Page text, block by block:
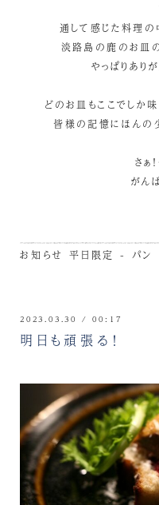
通して感じた料理
淡路島の鹿のお皿
やっぱりあり
どのお皿もここでしか
皆様の記憶にほんの
さぁ
がん
お知らせ 平日限定 - パン
2023.03.30 / 00:17
明日も頑張る！